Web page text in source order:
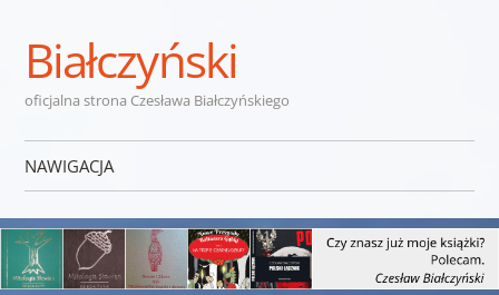
Białczyński
oficjalna strona Czesława Białczyńskiego
NAWIGACJA